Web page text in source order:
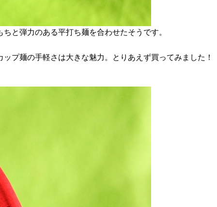
と弾力のある平打ち麺を合わせたそうです。
プ麺の手軽さは大きな魅力。とりあえず買ってみました！